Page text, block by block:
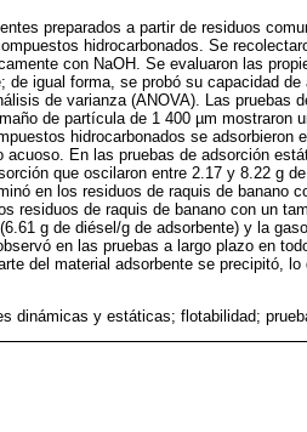
preparados a partir de residuos
hidrocarbonados. Se
con NaOH. Se evaluaron las
de igual forma, se probó su capacidad
de varianza (ANOVA). Las pruebas
de partícula de 1 400 µm mostraron
hidrocarbonados se adsorbieron
acuoso. En las pruebas de adsorción
que oscilaron entre 2.17 y 8.22 g
en los residuos de raquis de banano
residuos de raquis de banano con un
g de diésel/g de adsorbente) y la
en las pruebas a largo plazo en
del material adsorbente se precipitó,
dinámicas y estáticas; flotabilidad;